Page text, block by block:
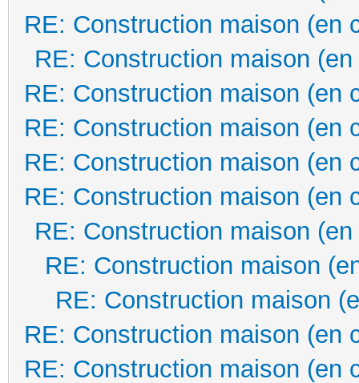
RE: Construction maison (en
RE: Construction maison
RE: Construction maison (en
RE: Construction maison (en
RE: Construction maison (en
RE: Construction maison (en
RE: Construction maison
RE: Construction maison
RE: Construction maison
RE: Construction maison (en
RE: Construction maison (en